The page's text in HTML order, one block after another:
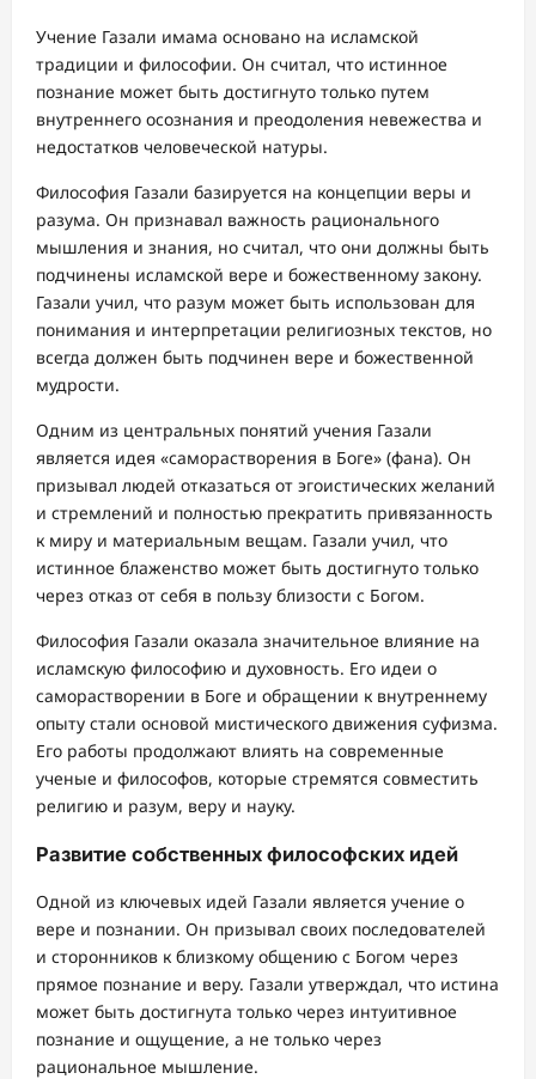
Учение Газали имама основано на исламской
традиции и философии. Он считал, что истинное
познание может быть достигнуто только путем
внутреннего осознания и преодоления невежества и
недостатков человеческой натуры.
Философия Газали базируется на концепции веры и
разума. Он признавал важность рационального
мышления и знания, но считал, что они должны быть
подчинены исламской вере и божественному закону.
Газали учил, что разум может быть использован для
понимания и интерпретации религиозных текстов, но
всегда должен быть подчинен вере и божественной
мудрости.
Одним из центральных понятий учения Газали
является идея «саморастворения в Боге» (фана). Он
призывал людей отказаться от эгоистических желаний
и стремлений и полностью прекратить привязанность
к миру и материальным вещам. Газали учил, что
истинное блаженство может быть достигнуто только
через отказ от себя в пользу близости с Богом.
Философия Газали оказала значительное влияние на
исламскую философию и духовность. Его идеи о
саморастворении в Боге и обращении к внутреннему
опыту стали основой мистического движения суфизма.
Его работы продолжают влиять на современные
ученые и философов, которые стремятся совместить
религию и разум, веру и науку.
Развитие собственных философских идей
Одной из ключевых идей Газали является учение о
вере и познании. Он призывал своих последователей
и сторонников к близкому общению с Богом через
прямое познание и веру. Газали утверждал, что истина
может быть достигнута только через интуитивное
познание и ощущение, а не только через
рациональное мышление.